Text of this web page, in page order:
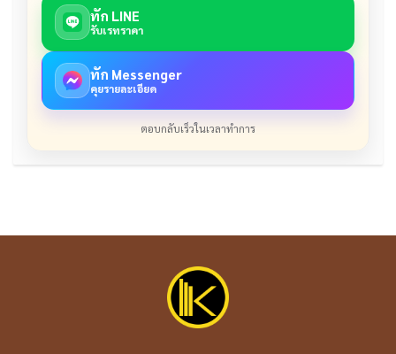
ทัก LINE
รับเรทราคา
ทัก Messenger
คุยรายละเอียด
ตอบกลับเร็วในเวลาทำการ